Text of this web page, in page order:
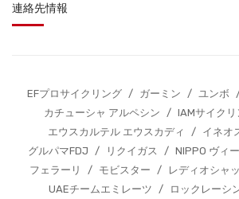
連絡先情報
EFプロサイクリング / ガーミン / ユンボ
カチューシャ アルペシン
/ IAMサイクリ
エウスカルテル エウスカディ
/ イネオ
グルパマFDJ
/ リクイガス / NIPPO ヴィ
フェラーリ
/ モビスター / レディオシャ
UAEチームエミレーツ
/ ロックレーシ